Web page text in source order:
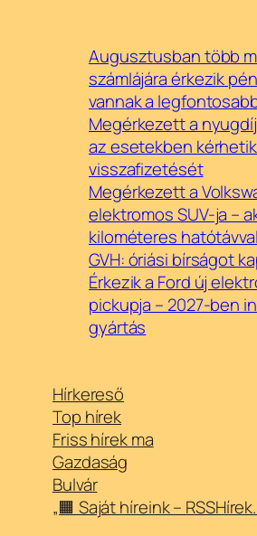
Augusztusban több
számlájára érkezik
vannak a
Megérkezett a
az esetekben
visszafizetését
Megérkezett a
elektromos SUV-ja –
kilométeres hatótávval
GVH: óriási bírságot
Érkezik a Ford új
pickupja – 2027-ben
gyártás
Hírkereső
Top hírek
Friss hírek ma
Gazdaság
Bulvár
„🟧 Saját híreink –